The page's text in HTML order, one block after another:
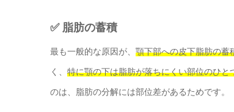
✅ 脂肪の蓄積
最も一般的な原因が、 顎下部への皮下脂肪の蓄
く、 特に顎の下は脂肪が落ちにくい部位のひと
のは、脂肪の分解には部位差があるためです。